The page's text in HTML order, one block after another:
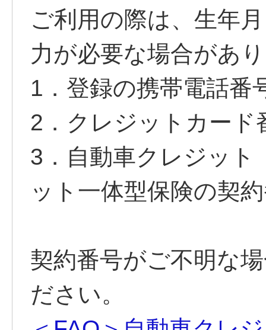
ご利用の際は、生年
力が必要な場合があ
1．登録の携帯電話番
2．クレジットカード
3．自動車クレジット
ット一体型保険の契
契約番号がご不明な
ださい。